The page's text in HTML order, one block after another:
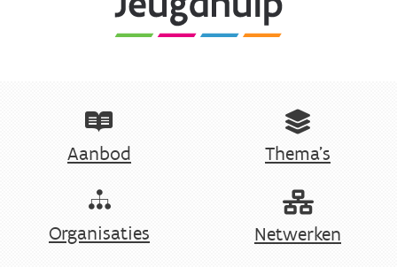
Aanbod Thema's
Organisaties Netwerken